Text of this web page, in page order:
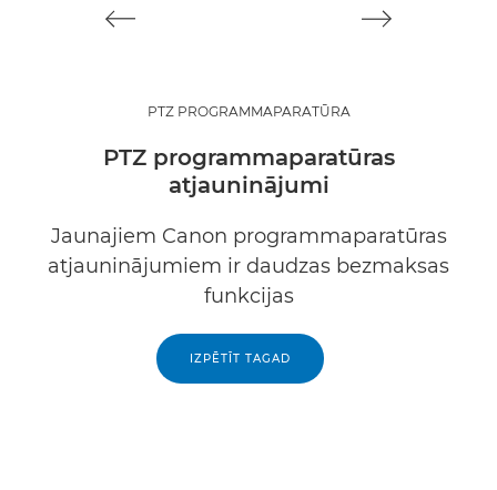
PTZ PROGRAMMAPARATŪRA
PTZ programmaparatūras
atjauninājumi
Jaunajiem Canon programmaparatūras
atjauninājumiem ir daudzas bezmaksas
funkcijas
IZPĒTĪT TAGAD